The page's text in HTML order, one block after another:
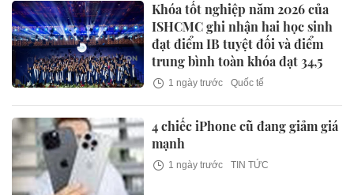
Khóa tốt nghiệp năm 2026 của
ISHCMC ghi nhận hai học sinh
đạt điểm IB tuyệt đối và điểm
trung bình toàn khóa đạt 34,5
1 ngày trước Quốc tế
4 chiếc iPhone cũ đang giảm giá
mạnh
1 ngày trước TIN TỨC